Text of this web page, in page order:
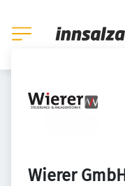
Wierer GmbH